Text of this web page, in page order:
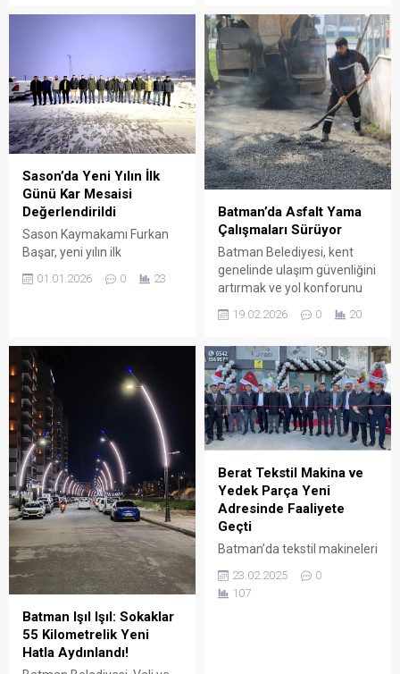
gelerek bilgilendirme
çalışması yaptı.
altyapı ve üstyapı
yatırımlarından dolayı
Batman Belediyesi’ne
teşekkür etti.
Sason’da Yeni Yılın İlk
Günü Kar Mesaisi
Değerlendirildi
Sason Kaymakamı Furkan
Başar, yeni yılın ilk
sabahında İlçe Özel
İdaresini ziyaret ederek
aldı. Ziyaret kapsamında kış
şartlarına yönelik alınan
tedbirler ve sahadaki
çalışmalar değerlendirildi.
01.01.2026 0 23
Batman’da Asfalt Yama
Çalışmaları Sürüyor
Batman Belediyesi, kent
genelinde ulaşım güvenliğini
artırmak ve yol konforunu
bakım ve onarım
sürdürüyor.
19.02.2026 0 20
Batman Işıl Işıl: Sokaklar
55 Kilometrelik Yeni
Hatla Aydınlandı!
Berat Tekstil Makina ve
Yedek Parça Yeni
Adresinde Faaliyete
Geçti
Batman’da tekstil makineleri
hizmet veren Berat Tekstil
Makina ve Yedek Parça,
23.02.2025
0
107